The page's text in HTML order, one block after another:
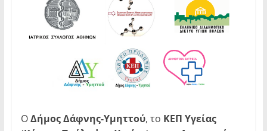
ΟΔήμος Δάφνης-Υμηττού, το ΚΕΠ Υγείας